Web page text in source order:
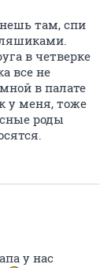
там, спи
в четверке
все не
в палате
у меня, тоже
роды
у нас